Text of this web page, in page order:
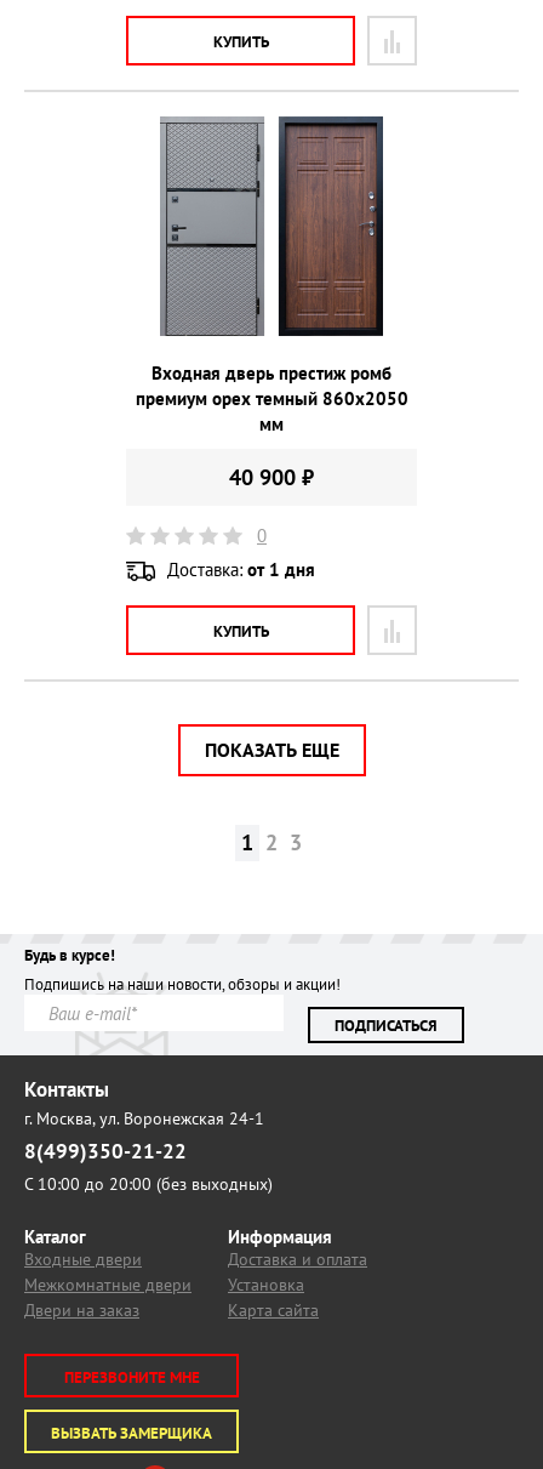
КУПИТЬ
Входная дверь престиж ромб
премиум орех темный 860х2050
мм
40 900 ₽
0
Доставка: от 1 дня
КУПИТЬ
ПОКАЗАТЬ ЕЩЕ
1 2 3
Будь в курсе!
Подпишись на наши новости, обзоры и акции!
ПОДПИСАТЬСЯ
Контакты
г. Москва,ул. Воронежская 24-1
8(499)350-21-22
С 10:00 до 20:00 (без выходных)
Каталог
Входные двери
Межкомнатные двери
Двери на заказ
Информация
Доставка и оплата
Установка
Карта сайта
ПЕРЕЗВОНИТЕ МНЕ
ВЫЗВАТЬ ЗАМЕРЩИКА